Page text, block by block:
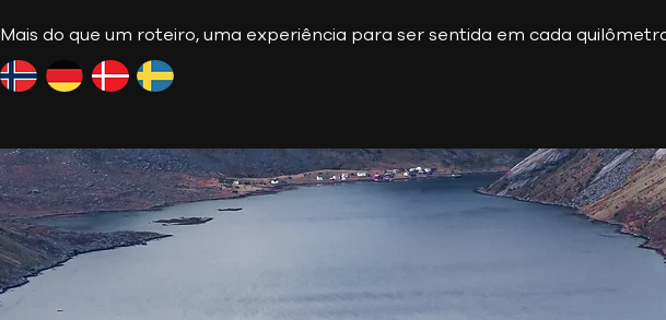
Mais do que um roteiro, uma experiência para ser sentida em cada